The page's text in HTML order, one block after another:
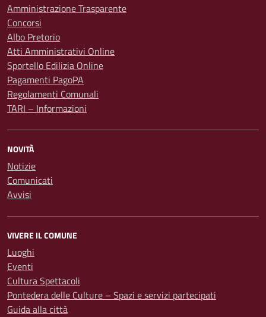
Amministrazione Trasparente
Concorsi
Albo Pretorio
Atti Amministrativi Online
Sportello Edilizia Online
Pagamenti PagoPA
Regolamenti Comunali
TARI – Informazioni
NOVITÀ
Notizie
Comunicati
Avvisi
VIVERE IL COMUNE
Luoghi
Eventi
Cultura Spettacoli
Pontedera delle Culture – Spazi e servizi partecipati
Guida alla città